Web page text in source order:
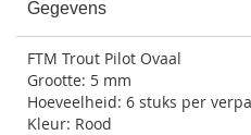
Gegevens
FTM Trout Pilot Ovaal
Grootte: 5 mm
Hoeveelheid: 6 stuks per
Kleur: Rood